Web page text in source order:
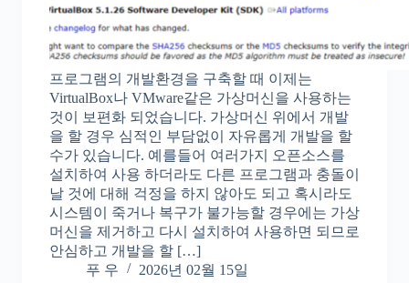
프로그램의 개발환경을 구축할 때 이제는
VirtualBox나 VMware같은 가상머신을 사용하는
것이 보편화 되었습니다. 가상머신 위에서 개발
을 할 경우 심적인 부담없이 자유롭게 개발을 할
수가 있습니다. 예를들어 여러가지 오픈소스를
설치하여 사용 하더라도 다른 프로그램과 충돌이
날 것에 대해 걱정을 하지 않아도 되고 혹시라도
시스템이 죽거나 복구가 불가능할 경우에는 가상
머신을 제거하고 다시 설치하여 사용하면 되므로
안심하고 개발을 할 […]
푸 우
2026년 02월 15일